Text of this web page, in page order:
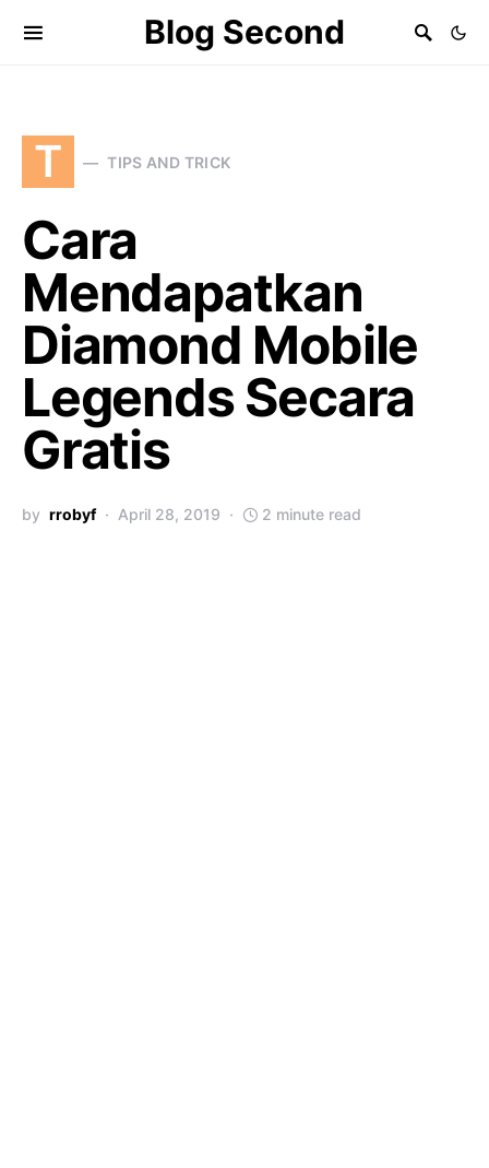
Blog Second
T TIPS AND TRICK
Cara
Mendapatkan
Diamond Mobile
Legends Secara
Gratis
by rrobyf April 28, 2019 2 minute read